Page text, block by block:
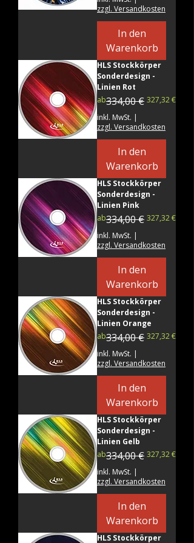
zzgl. Versandkosten
In den
Warenkorb
HLS Stockkörper
Sonderdesign -
Linien Rot
ab
Standardpreis
334,00 € 327,32 €
Sale-Preis
inkl. MwSt.
zzgl. Versandkosten
In den
Warenkorb
HLS Stockkörper
Sonderdesign -
Linien Pink
ab
Standardpreis
334,00 € 327,32 €
Sale-Preis
inkl. MwSt.
zzgl. Versandkosten
In den
Warenkorb
HLS Stockkörper
Sonderdesign -
Linien Orange
ab
Standardpreis
334,00 € 327,32 €
Sale-Preis
inkl. MwSt.
zzgl. Versandkosten
In den
Warenkorb
HLS Stockkörper
Sonderdesign -
Linien Gelb
ab
Standardpreis
334,00 € 327,32 €
Sale-Preis
inkl. MwSt.
zzgl. Versandkosten
In den
Warenkorb
HLS Stockkörper